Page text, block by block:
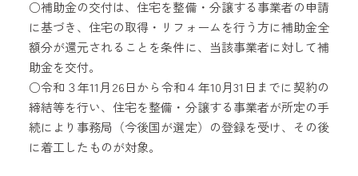
○補助金の交付は、住宅を整備・分譲する事業者の申請
に基づき、住宅の取得・リフォームを行う方に補助金全
額分が還元されることを条件に、当該事業者に対して補
助金を交付。
○令和３年11月26日から令和４年10月31日までに契約の
締結等を行い、住宅を整備・分譲する事業者が所定の手
続により事務局（今後国が選定）の登録を受け、その後
に着工したものが対象。